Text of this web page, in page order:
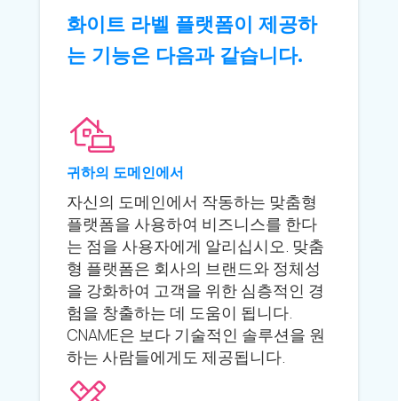
화이트 라벨 플랫폼이 제공하
는 기능은 다음과 같습니다.
귀하의 도메인에서
자신의 도메인에서 작동하는 맞춤형
플랫폼을 사용하여 비즈니스를 한다
는 점을 사용자에게 알리십시오. 맞춤
형 플랫폼은 회사의 브랜드와 정체성
을 강화하여 고객을 위한 심층적인 경
험을 창출하는 데 도움이 됩니다.
CNAME은 보다 기술적인 솔루션을 원
하는 사람들에게도 제공됩니다.